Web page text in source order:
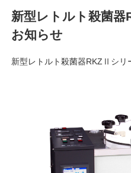
新型レトルト殺菌
お知らせ
新型レトルト殺菌器RKZⅡシリ